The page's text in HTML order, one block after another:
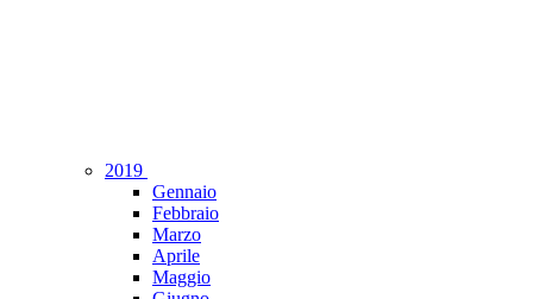
2019
Gennaio
Febbraio
Marzo
Aprile
Maggio